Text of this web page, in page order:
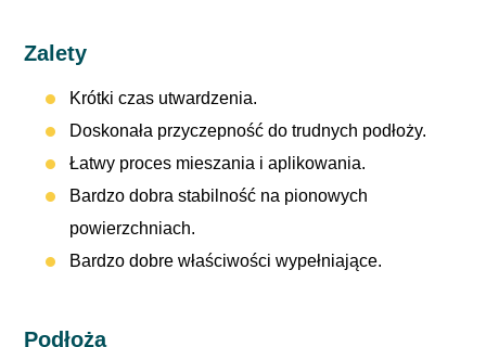
Zalety
Krótki czas utwardzenia.
Doskonała przyczepność do trudnych podłoży.
Łatwy proces mieszania i aplikowania.
Bardzo dobra stabilność na pionowych
powierzchniach.
Bardzo dobre właściwości wypełniające.
Podłoża